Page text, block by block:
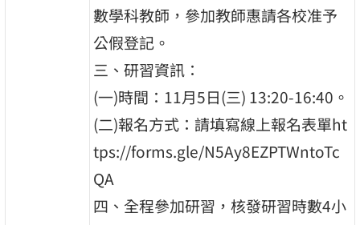
數學科教師，參加教師惠請各校准予
公假登記。
三、研習資訊：
(一)時間：11月5日(三) 13:20-16:40。
(二)報名方式：請填寫線上報名表單ht
tps://forms.gle/N5Ay8EZPTWntoTc
QA
四、全程參加研習，核發研習時數4小